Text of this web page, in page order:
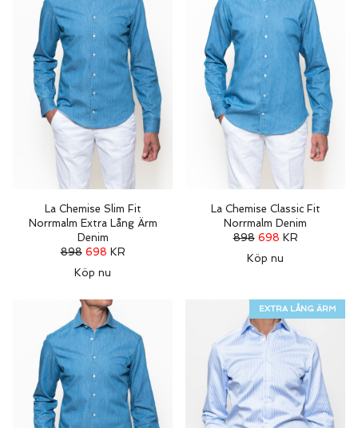
La Chemise Slim Fit
Norrmalm Extra Lång Ärm
Denim
898 698 KR
Köp nu
La Chemise Classic Fit
Norrmalm Denim
898 698 KR
Köp nu
EXTRA LÅNG ÄRM